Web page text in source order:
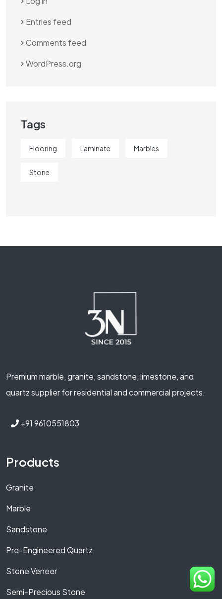
Entries feed
Comments feed
WordPress.org
Tags
Flooring Laminate Marbles
Stone
Premium marble, granite, sandstone, limestone, and
quartz supplier for residential and commercial projects.
+91 9610551803
Products
Granite
Marble
Sandstone
Pre-Engineered Quartz
Stone Veneer
Semi-Precious Stone